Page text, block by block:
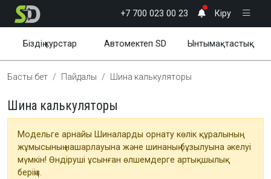
+7 700 023 00 23 Кіру
Біздің курстар Автомектеп SD Ынтымақтастық
Біз туралы Жаңалықтар
Басты бет Пайдалы Шина калькуляторы
Шина калькуляторы
Модельге арнайы Шиналарды орнату көлік құралының
жұмысының нашарлауына және шинаның бұзылуына әкелуі
мүмкін! Өндіруші ұсынған өлшемдерге артықшылық
беріңіз.